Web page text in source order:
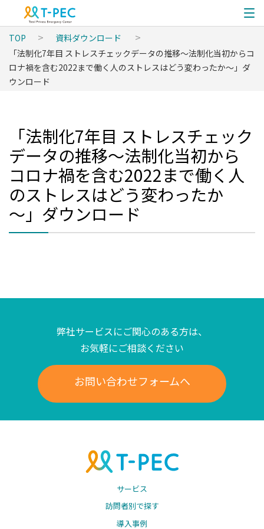
TOP
資料ダウンロード
「法制化7年目 ストレスチェックデータの推移～法制化当初からコ
ロナ禍を含む2022まで働く人のストレスはどう変わったか～」ダ
ウンロード
「法制化7年目 ストレスチェック
データの推移～法制化当初から
コロナ禍を含む2022まで働く人
のストレスはどう変わったか
～」ダウンロード
弊社サービスにご関心のある方は、
お気軽にご相談ください
お問い合わせフォームへ
サービス
訪問者別で探す
導入事例